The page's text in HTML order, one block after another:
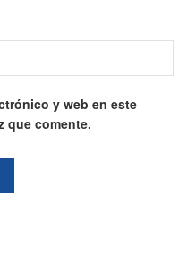
y web en este
que comente.